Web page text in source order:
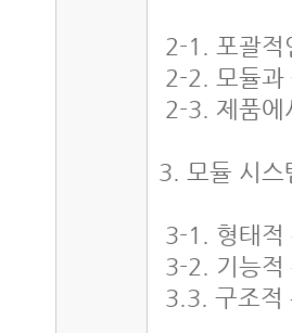
2-1. 포괄
2-2. 모듈
2-3. 제품
3. 모듈 시
3-1. 형태
3-2. 기능
3.3. 구조적